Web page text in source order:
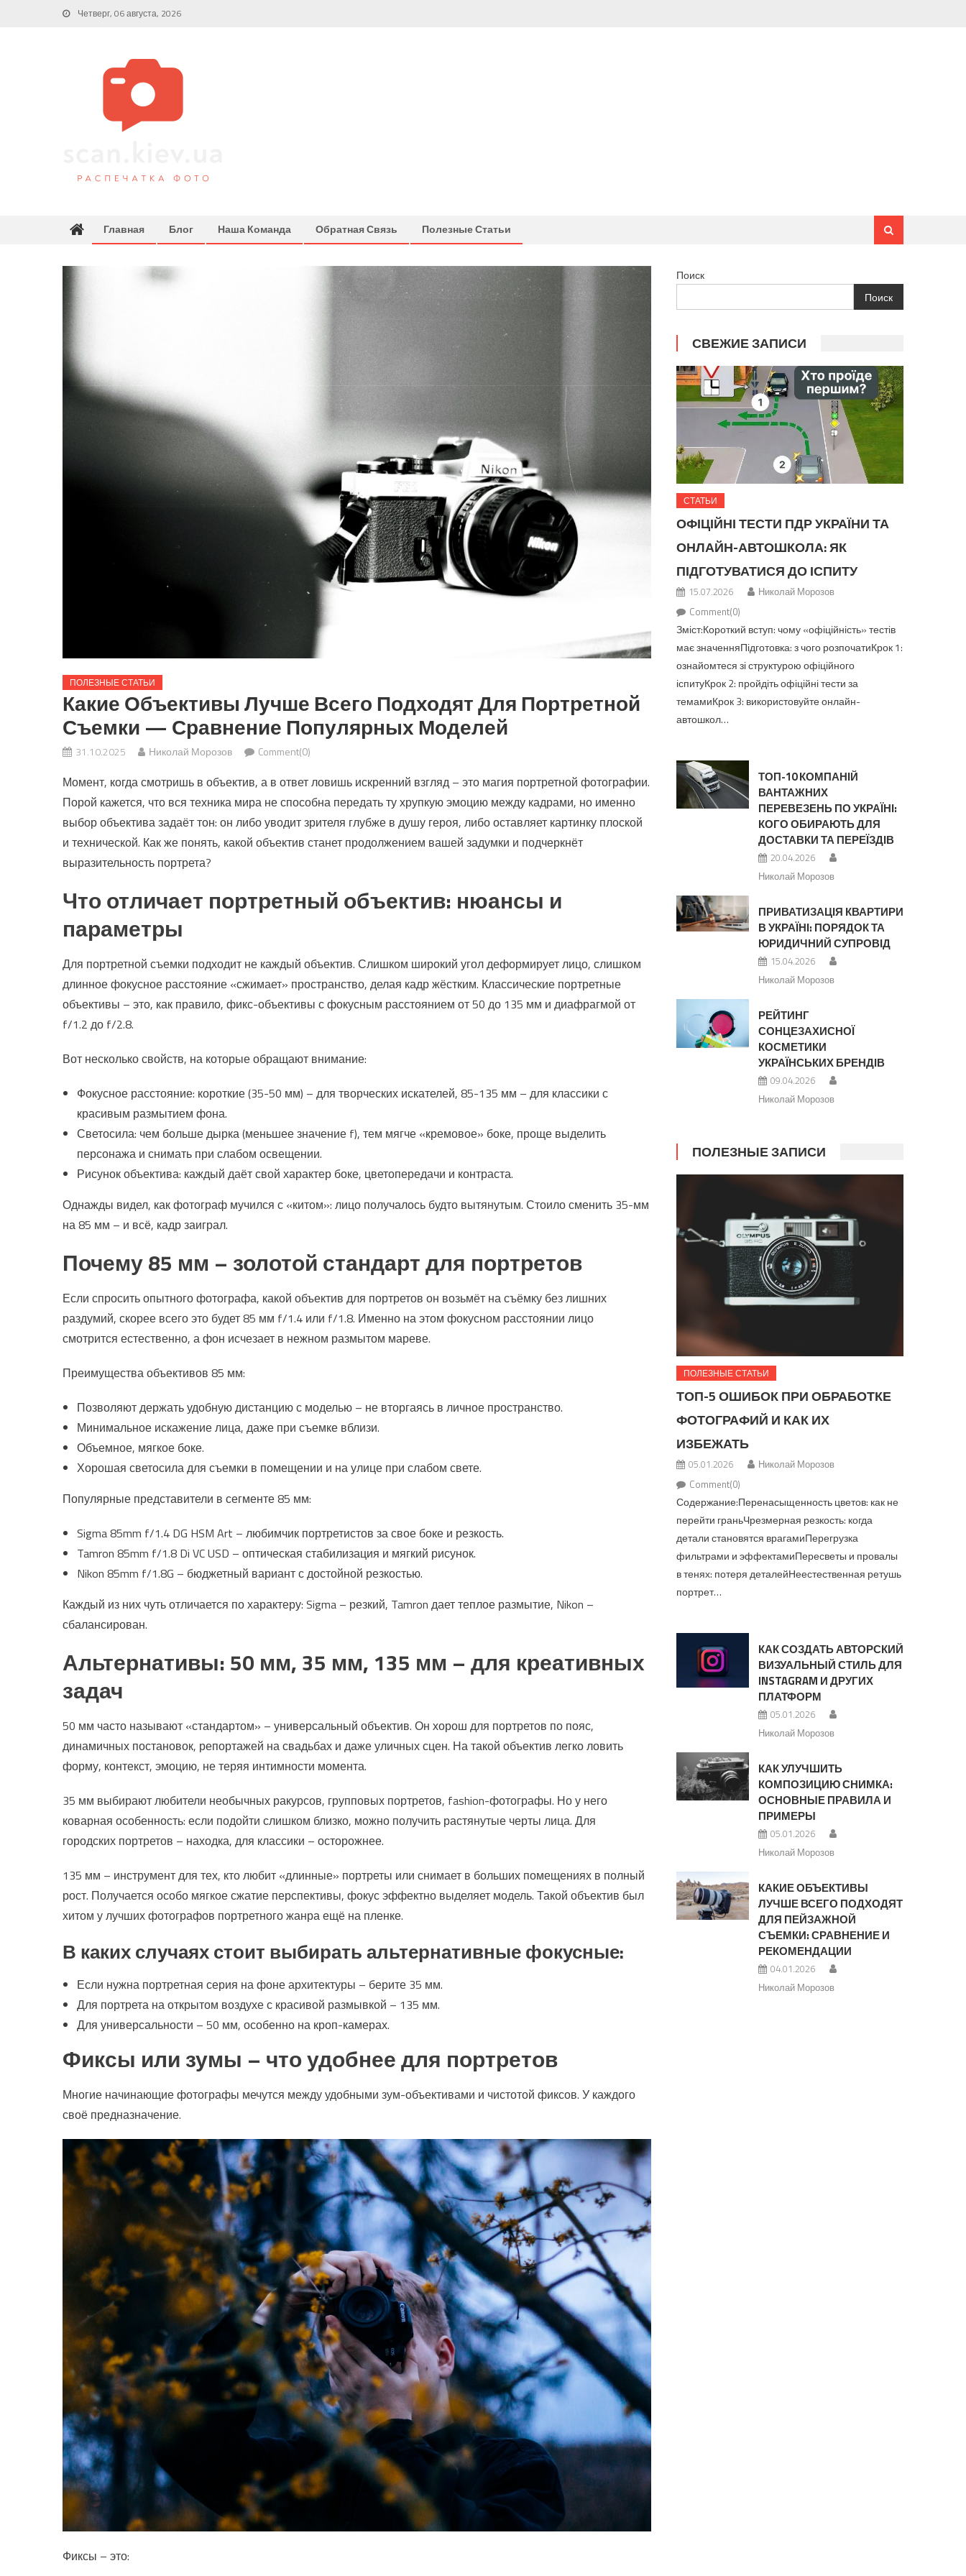
Четверг, 06 августа, 2026
Главная Блог Наша Команда Обратная Связь Полезные Статьи
ПОЛЕЗНЫЕ СТАТЬИ
Какие Объективы Лучше Всего Подходят Для Портретной
Съемки — Сравнение Популярных Моделей
31.10.2025 Николай Морозов Comment(0)
Момент, когда смотришь в объектив, а в ответ ловишь искренний взгляд – это магия портретной фотографии.
Порой кажется, что вся техника мира не способна передать ту хрупкую эмоцию между кадрами, но именно
выбор объектива задаёт тон: он либо уводит зрителя глубже в душу героя, либо оставляет картинку плоской
и технической. Как же понять, какой объектив станет продолжением вашей задумки и подчеркнёт
выразительность портрета?
Что отличает портретный объектив: нюансы и
параметры
Для портретной съемки подходит не каждый объектив. Слишком широкий угол деформирует лицо, слишком
длинное фокусное расстояние «сжимает» пространство, делая кадр жёстким. Классические портретные
объективы – это, как правило, фикс-объективы с фокусным расстоянием от 50 до 135 мм и диафрагмой от
f/1.2 до f/2.8.
Вот несколько свойств, на которые обращают внимание:
Фокусное расстояние: короткие (35-50 мм) – для творческих искателей, 85-135 мм – для классики с
красивым размытием фона.
Светосила: чем больше дырка (меньшее значение f), тем мягче «кремовое» боке, проще выделить
персонажа и снимать при слабом освещении.
Рисунок объектива: каждый даёт свой характер боке, цветопередачи и контраста.
Однажды видел, как фотограф мучился с «китом»: лицо получалось будто вытянутым. Стоило сменить 35-мм
на 85 мм – и всё, кадр заиграл.
Почему 85 мм – золотой стандарт для портретов
Если спросить опытного фотографа, какой объектив для портретов он возьмёт на съёмку без лишних
раздумий, скорее всего это будет 85 мм f/1.4 или f/1.8. Именно на этом фокусном расстоянии лицо
смотрится естественно, а фон исчезает в нежном размытом мареве.
Преимущества объективов 85 мм:
Позволяют держать удобную дистанцию с моделью – не вторгаясь в личное пространство.
Минимальное искажение лица, даже при съемке вблизи.
Объемное, мягкое боке.
Хорошая светосила для съемки в помещении и на улице при слабом свете.
Популярные представители в сегменте 85 мм:
Sigma 85mm f/1.4 DG HSM Art – любимчик портретистов за свое боке и резкость.
Tamron 85mm f/1.8 Di VC USD – оптическая стабилизация и мягкий рисунок.
Nikon 85mm f/1.8G – бюджетный вариант с достойной резкостью.
Каждый из них чуть отличается по характеру: Sigma – резкий, Tamron дает теплое размытие, Nikon –
сбалансирован.
Альтернативы: 50 мм, 35 мм, 135 мм – для креативных
задач
50 мм часто называют «стандартом» – универсальный объектив. Он хорош для портретов по пояс,
динамичных постановок, репортажей на свадьбах и даже уличных сцен. На такой объектив легко ловить
форму, контекст, эмоцию, не теряя интимности момента.
35 мм выбирают любители необычных ракурсов, групповых портретов, fashion-фотографы. Но у него
коварная особенность: если подойти слишком близко, можно получить растянутые черты лица. Для
городских портретов – находка, для классики – осторожнее.
135 мм – инструмент для тех, кто любит «длинные» портреты или снимает в больших помещениях в полный
рост. Получается особо мягкое сжатие перспективы, фокус эффектно выделяет модель. Такой объектив был
хитом у лучших фотографов портретного жанра ещё на пленке.
В каких случаях стоит выбирать альтернативные фокусные:
Если нужна портретная серия на фоне архитектуры – берите 35 мм.
Для портрета на открытом воздухе с красивой размывкой – 135 мм.
Для универсальности – 50 мм, особенно на кроп-камерах.
Фиксы или зумы – что удобнее для портретов
Многие начинающие фотографы мечутся между удобными зум-объективами и чистотой фиксов. У каждого
своё предназначение.
Фиксы – это:
Поиск
Поиск
СВЕЖИЕ ЗАПИСИ
СТАТЬИ
ОФІЦІЙНІ ТЕСТИ ПДР УКРАЇНИ ТА
ОНЛАЙН-АВТОШКОЛА: ЯК
ПІДГОТУВАТИСЯ ДО ІСПИТУ
15.07.2026
Николай Морозов
Comment(0)
Зміст:Короткий вступ: чому «офіційність» тестів
має значенняПідготовка: з чого розпочатиКрок 1:
ознайомтеся зі структурою офіційного
іспитуКрок 2: пройдіть офіційні тести за
темамиКрок 3: використовуйте онлайн-
автошкол…
ТОП-10 КОМПАНІЙ
ВАНТАЖНИХ
ПЕРЕВЕЗЕНЬ ПО УКРАЇНІ:
КОГО ОБИРАЮТЬ ДЛЯ
ДОСТАВКИ ТА ПЕРЕЇЗДІВ
20.04.2026
Николай Морозов
ПРИВАТИЗАЦІЯ КВАРТИРИ
В УКРАЇНІ: ПОРЯДОК ТА
ЮРИДИЧНИЙ СУПРОВІД
15.04.2026
Николай Морозов
РЕЙТИНГ
СОНЦЕЗАХИСНОЇ
КОСМЕТИКИ
УКРАЇНСЬКИХ БРЕНДІВ
09.04.2026
Николай Морозов
ПОЛЕЗНЫЕ ЗАПИСИ
ПОЛЕЗНЫЕ СТАТЬИ
ТОП-5 ОШИБОК ПРИ ОБРАБОТКЕ
ФОТОГРАФИЙ И КАК ИХ
ИЗБЕЖАТЬ
05.01.2026
Николай Морозов
Comment(0)
Содержание:Перенасыщенность цветов: как не
перейти граньЧрезмерная резкость: когда
детали становятся врагамиПерегрузка
фильтрами и эффектамиПересветы и провалы
в тенях: потеря деталейНеестественная ретушь
портрет…
КАК СОЗДАТЬ АВТОРСКИЙ
ВИЗУАЛЬНЫЙ СТИЛЬ ДЛЯ
INSTAGRAM И ДРУГИХ
ПЛАТФОРМ
05.01.2026
Николай Морозов
КАК УЛУЧШИТЬ
КОМПОЗИЦИЮ СНИМКА:
ОСНОВНЫЕ ПРАВИЛА И
ПРИМЕРЫ
05.01.2026
Николай Морозов
КАКИЕ ОБЪЕКТИВЫ
ЛУЧШЕ ВСЕГО ПОДХОДЯТ
ДЛЯ ПЕЙЗАЖНОЙ
СЪЕМКИ: СРАВНЕНИЕ И
РЕКОМЕНДАЦИИ
04.01.2026
Николай Морозов